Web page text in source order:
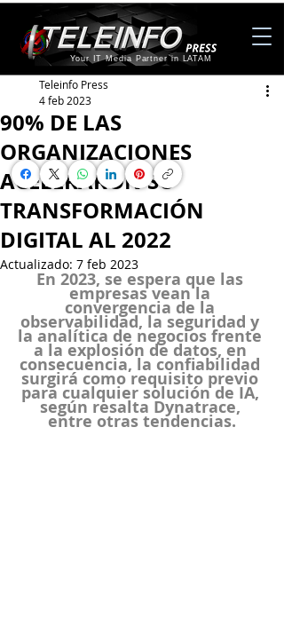
Your IT Media Partner in LATAM
90% DE LAS
ORGANIZACIONES
ACELERARON SU
TRANSFORMACIÓN
DIGITAL AL 2022
Teleinfo Press
4 feb 2023
Actualizado: 7 feb 2023
En 2023, se espera que las
empresas vean la
convergencia de la
observabilidad, la seguridad y
la analítica de negocios frente
a la explosión de datos, en
consecuencia, la confiabilidad
surgirá como requisito previo
para cualquier solución de IA,
según resalta Dynatrace,
entre otras tendencias.